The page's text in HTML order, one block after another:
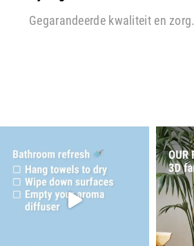
Gegarandeerde kwaliteit en zorg.